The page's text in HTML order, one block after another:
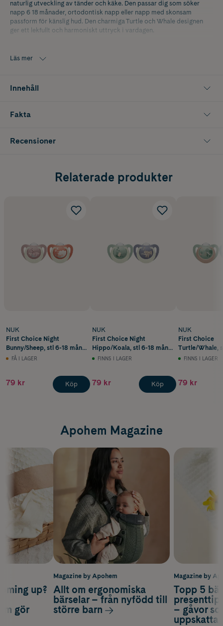
naturlig utveckling av tänder och käke. Den passar dig som söker
napp 6 18 månader, ortodontisk napp eller napp med skonsam
passform för känslig hud. Den charmiga Turtle och Whale designen
ger ett lekfullt och harmoniskt uttryck i vardagen.
trycket på tänder och käke samt bidra till en naturlig munutveckling.
hjälper till att hålla huden runt munnen torr och behaglig.
rengöringen enkel och hygienisk även när du är på språng. Tillverkad i
Av säkerhets och hygienskäl bör nappen bytas ut efter 1 till 2
Läs mer
Innehåll
Fakta
Recensioner
Relaterade produkter
NUK
First Choice Night
Bunny/Sheep, stl 6-18 mån
2 stFÅ I LAGER
79 kr Köp
NUK
First Choice Night
Hippo/Koala, stl 6-18 mån
2 stFINNS I LAGER
79 kr Köp
NUK
First Choice
Turtle/Whale,
2 stFINNS I LAGER
79 kr
Apohem Magazine
Magazine by
Topp 5
– gåvor
up?
gör
Magazine by Apohem
Allt om ergonomiska
bärselar – från nyfödd till
större barn